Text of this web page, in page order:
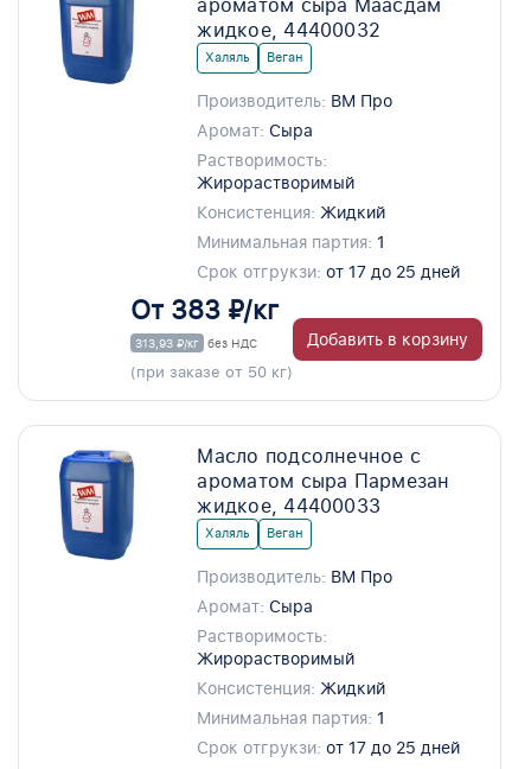
ароматом сыра Маасдам
жидкое, 44400032
Халяль Веган
Производитель: ВМ Про
Аромат: Сыра
Растворимость:
Жирорастворимый
Консистенция: Жидкий
Минимальная партия: 1
Срок отгрукзи: от 17 до 25 дней
От 383 ₽/кг
313,93 ₽/кг без НДС
(при заказе от 50 кг)
Добавить в корзину
Масло подсолнечное с
ароматом сыра Пармезан
жидкое, 44400033
Халяль Веган
Производитель: ВМ Про
Аромат: Сыра
Растворимость:
Жирорастворимый
Консистенция: Жидкий
Минимальная партия: 1
Срок отгрукзи: от 17 до 25 дней